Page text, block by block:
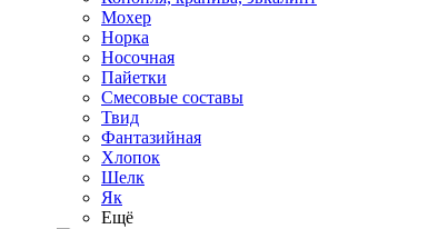
Мохер
Норка
Носочная
Пайетки
Смесовые составы
Твид
Фантазийная
Хлопок
Шелк
Як
Ещё